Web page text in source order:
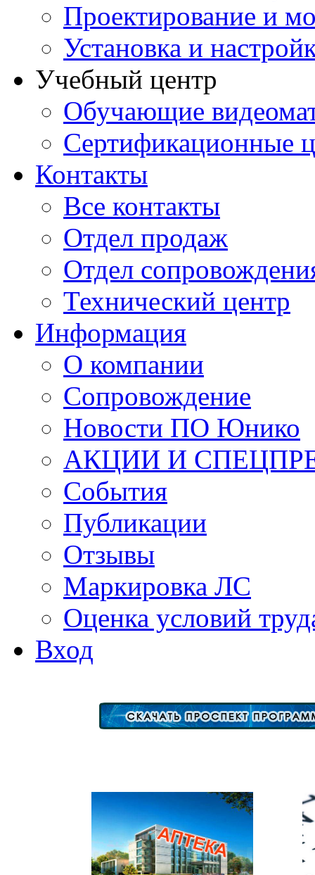
Проектирование и
Установка и
Учебный центр
Обучающие
Сертификационные
Контакты
Все контакты
Отдел продаж
Отдел
Технический центр
Информация
О компании
Сопровождение
Новости ПО Юнико
АКЦИИ И
События
Публикации
Отзывы
Маркировка ЛС
Оценка условий
Вход